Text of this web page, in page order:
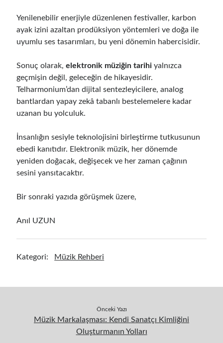
Yenilenebilir enerjiyle düzenlenen festivaller, karbon
ayak izini azaltan prodüksiyon yöntemleri ve doğa ile
uyumlu ses tasarımları, bu yeni dönemin habercisidir.
Sonuç olarak,elektronik müziğin tarihi yalnızca
geçmişin değil, geleceğin de hikayesidir.
Telharmonium’dan dijital sentezleyicilere, analog
bantlardan yapay zekâ tabanlı bestelemelere kadar
uzanan bu yolculuk.
İnsanlığın sesiyle teknolojisini birleştirme tutkusunun
ebedi kanıtıdır. Elektronik müzik, her dönemde
yeniden doğacak, değişecek ve her zaman çağının
sesini yansıtacaktır.
Bir sonraki yazıda görüşmek üzere,
Anıl UZUN
Kategori: Müzik Rehberi
Önceki Yazı
Müzik Markalaşması: Kendi Sanatçı Kimliğini
Oluşturmanın Yolları